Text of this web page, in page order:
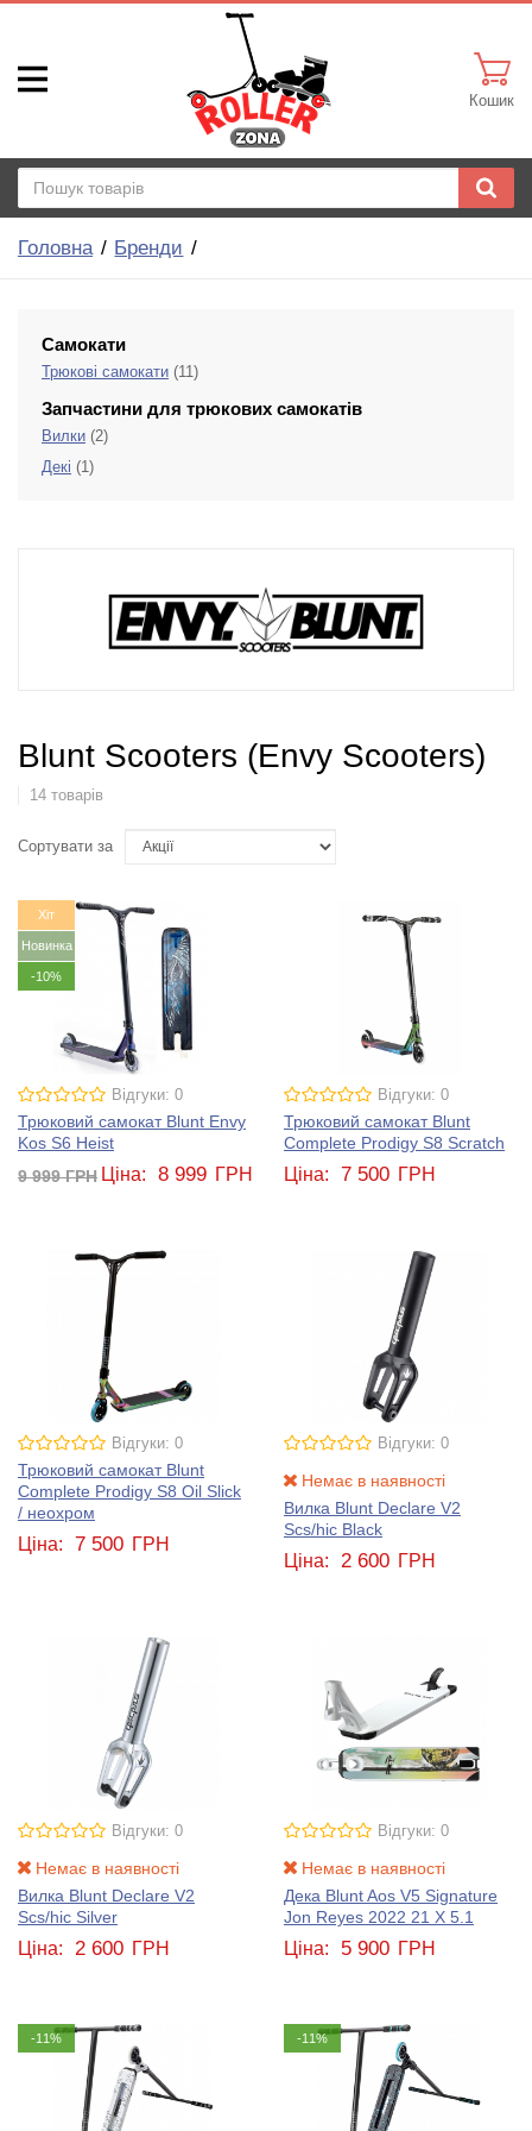
Кошик
Головна Бренди
Самокати
Трюкові самокати (11)
Запчастини для трюкових самокатів
Вилки (2)
Декі (1)
Blunt Scooters (Envy Scooters)
14 товарів
Сортувати за
Хіт
Новинка
-10%
Відгуки: 0
Трюковий самокат Blunt Envy
Kos S6 Heist
9 999ГРН Ціна: 8 999 ГРН
Відгуки: 0
Трюковий самокат Blunt
Complete Prodigy S8 Scratch
Ціна: 7 500 ГРН
Відгуки: 0
Трюковий самокат Blunt
Complete Prodigy S8 Oil Slick
/ неохром
Ціна: 7 500 ГРН
Відгуки: 0
Немає в наявності
Вилка Blunt Declare V2
Scs/hic Black
Ціна: 2 600 ГРН
Відгуки: 0
Немає в наявності
Вилка Blunt Declare V2
Scs/hic Silver
Ціна: 2 600 ГРН
Відгуки: 0
Немає в наявності
Дека Blunt Aos V5 Signature
Jon Reyes 2022 21 X 5.1
Ціна: 5 900 ГРН
-11% -11%